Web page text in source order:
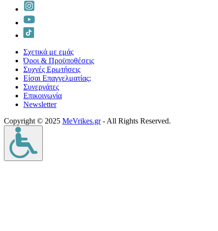
Σχετικά με εμάς
Όροι & Προϋποθέσεις
Συχνές Ερωτήσεις
Είσαι Επαγγελματίας;
Συνεργάτες
Επικοινωνία
Νewsletter
Copyright © 2025 MeVrikes.gr- All Rights Reserved.